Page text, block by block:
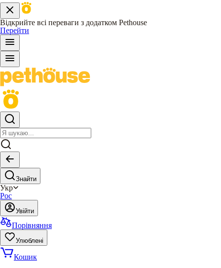
Відкрийте всі переваги з додатком Pethouse
Перейти
Знайти
Укр
Рос
Увійти
Порівняння
Улюблені
Кошик